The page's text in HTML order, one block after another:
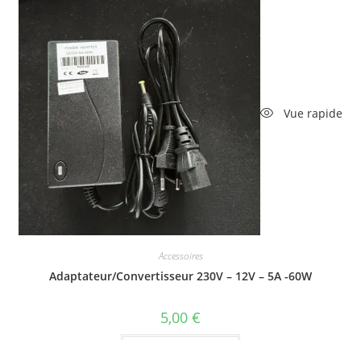
Vue rapide
Accessoires
Adaptateur/Convertisseur 230V – 12V – 5A -60W
5,00 €